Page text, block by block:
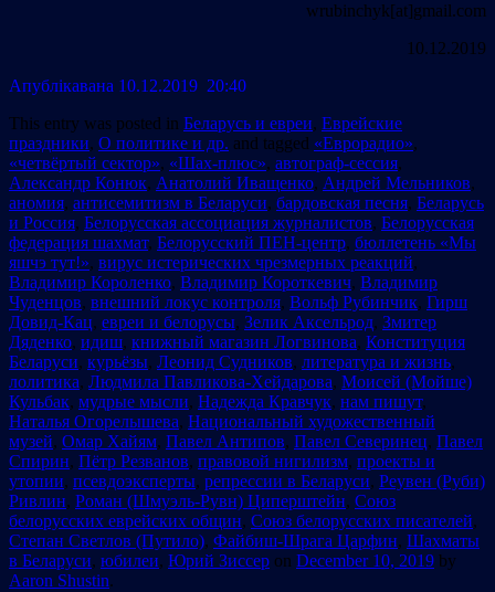
wrubinchyk[at]gmail.com
10.12.2019
Апублiкавана 10.12.2019 20:40
This entry was posted in Беларусь и евреи, Еврейские
праздники, О политике и др. and tagged «Еврорадио»,
«четвёртый сектор», «Шах-плюс», автограф-сессия,
Александр Конюк, Анатолий Иващенко, Андрей Мельников,
аномия, антисемитизм в Беларуси, бардовская песня, Беларусь
и Россия, Белорусская ассоциация журналистов, Белорусская
федерация шахмат, Белорусский ПЕН-центр, бюллетень «Мы
яшчэ тут!», вирус истерических чрезмерных реакций,
Владимир Короленко, Владимир Короткевич, Владимир
Чуденцов, внешний локус контроля, Вольф Рубинчик, Гирш
Довид-Кац, евреи и белорусы, Зелик Аксельрод, Змитер
Дяденко, идиш, книжный магазин Логвинова, Конституция
Беларуси, курьёзы, Леонид Судников, литература и жизнь,
лолитика, Людмила Павликова-Хейдарова, Моисей (Мойше)
Кульбак, мудрые мысли, Надежда Кравчук, нам пишут,
Наталья Огорелышева, Национальный художественный
музей, Омар Хайям, Павел Антипов, Павел Северинец, Павел
Спирин, Пётр Резванов, правовой нигилизм, проекты и
утопии, псевдоэксперты, репрессии в Беларуси, Реувен (Руби)
Ривлин, Роман (Шмуэль-Рувн) Циперштейн, Союз
белорусских еврейских общин, Союз белорусских писателей,
Степан Светлов (Путило), Файбиш-Шрага Царфин, Шахматы
в Беларуси, юбилеи, Юрий Зиссер on December 10, 2019 by
Aaron Shustin.